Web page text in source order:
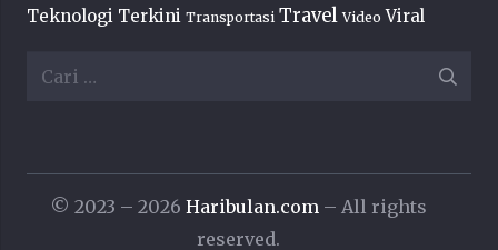
Teknologi Terkini Transportasi Travel Video Viral
Cari
© 2023 – 2026 Haribulan.com – All rights
reserved.